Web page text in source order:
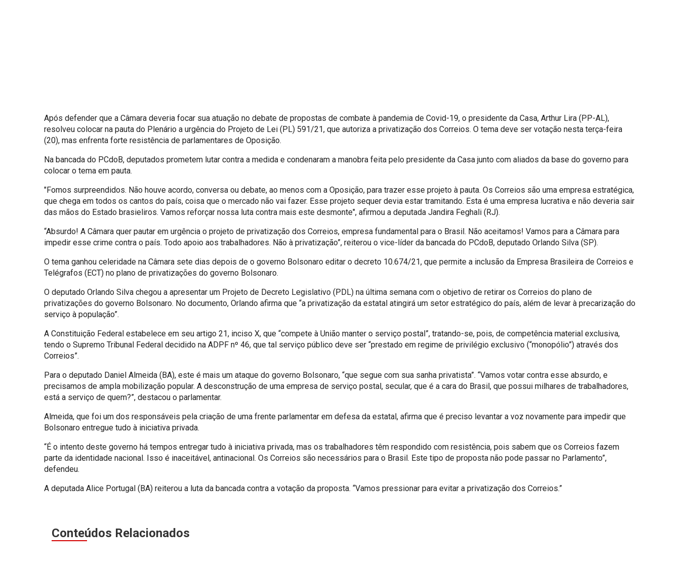
Após defender que a Câmara deveria focar sua atuação no debate de propostas de combate à pandemia de Covid-19, o presidente da Casa, Arthur Lira (PP-AL),
resolveu colocar na pauta do Plenário a urgência do Projeto de Lei (PL) 591/21, que autoriza a privatização dos Correios. O tema deve ser votação nesta terça-feira
(20), mas enfrenta forte resistência de parlamentares de Oposição.
Na bancada do PCdoB, deputados prometem lutar contra a medida e condenaram a manobra feita pelo presidente da Casa junto com aliados da base do governo para
colocar o tema em pauta.
"Fomos surpreendidos. Não houve acordo, conversa ou debate, ao menos com a Oposição, para trazer esse projeto à pauta. Os Correios são uma empresa estratégica,
que chega em todos os cantos do país, coisa que o mercado não vai fazer. Esse projeto sequer devia estar tramitando. Esta é uma empresa lucrativa e não deveria sair
das mãos do Estado brasieliros. Vamos reforçar nossa luta contra mais este desmonte", afirmou a deputada Jandira Feghali (RJ).
“Absurdo! A Câmara quer pautar em urgência o projeto de privatização dos Correios, empresa fundamental para o Brasil. Não aceitamos! Vamos para a Câmara para
impedir esse crime contra o país. Todo apoio aos trabalhadores. Não à privatização”, reiterou o vice-líder da bancada do PCdoB, deputado Orlando Silva (SP).
O tema ganhou celeridade na Câmara sete dias depois de o governo Bolsonaro editar o decreto 10.674/21, que permite a inclusão da Empresa Brasileira de Correios e
Telégrafos (ECT) no plano de privatizações do governo Bolsonaro.
O deputado Orlando Silva chegou a apresentar um Projeto de Decreto Legislativo (PDL) na última semana com o objetivo de retirar os Correios do plano de
privatizações do governo Bolsonaro. No documento, Orlando afirma que “a privatização da estatal atingirá um setor estratégico do país, além de levar à precarização do
serviço à população”.
A Constituição Federal estabelece em seu artigo 21, inciso X, que “compete à União manter o serviço postal”, tratando-se, pois, de competência material exclusiva,
tendo o Supremo Tribunal Federal decidido na ADPF nº 46, que tal serviço público deve ser “prestado em regime de privilégio exclusivo (“monopólio”) através dos
Correios”.
Para o deputado Daniel Almeida (BA), este é mais um ataque do governo Bolsonaro, “que segue com sua sanha privatista”. “Vamos votar contra esse absurdo, e
precisamos de ampla mobilização popular. A desconstrução de uma empresa de serviço postal, secular, que é a cara do Brasil, que possui milhares de trabalhadores,
está a serviço de quem?”, destacou o parlamentar.
Almeida, que foi um dos responsáveis pela criação de uma frente parlamentar em defesa da estatal, afirma que é preciso levantar a voz novamente para impedir que
Bolsonaro entregue tudo à iniciativa privada.
“É o intento deste governo há tempos entregar tudo à iniciativa privada, mas os trabalhadores têm respondido com resistência, pois sabem que os Correios fazem
parte da identidade nacional. Isso é inaceitável, antinacional. Os Correios são necessários para o Brasil. Este tipo de proposta não pode passar no Parlamento”,
defendeu.
A deputada Alice Portugal (BA) reiterou a luta da bancada contra a votação da proposta. “Vamos pressionar para evitar a privatização dos Correios.”
Conteúdos Relacionados